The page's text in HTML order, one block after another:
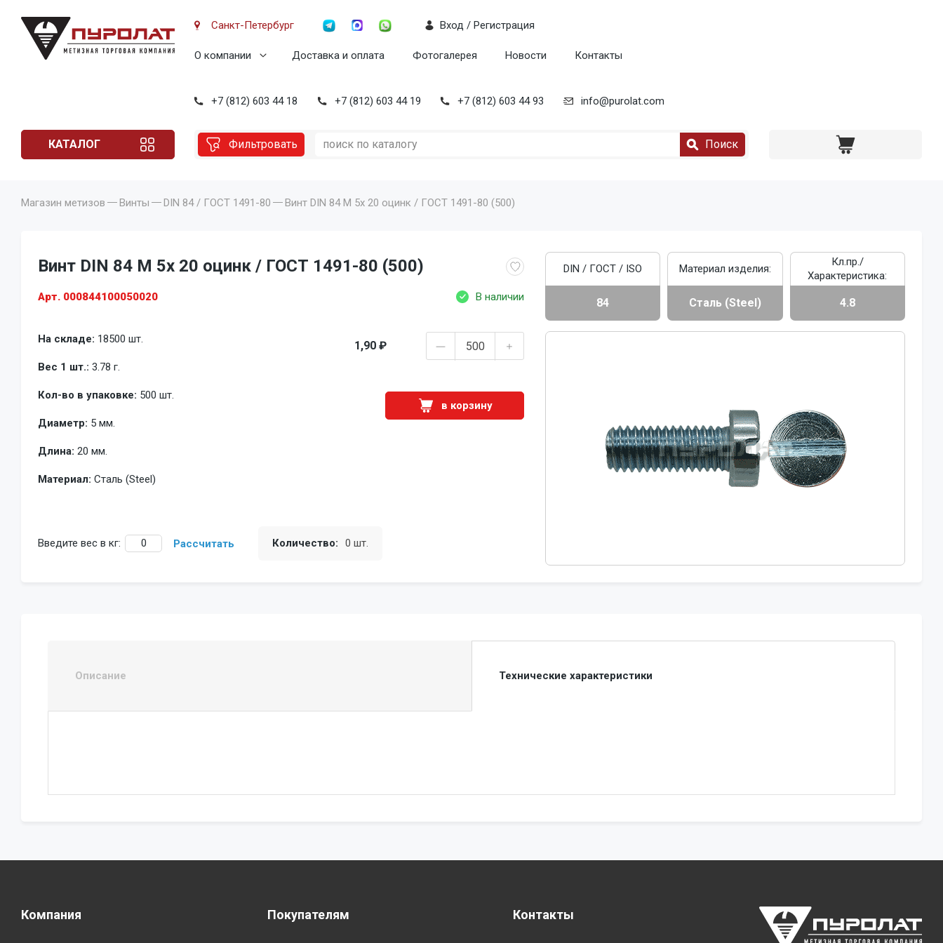
Санкт-Петербург
О компании Доставка и оплата Фотогалерея Новости Контакты
Вход / Регистрация
+7 (812) 603 44 18 +7 (812) 603 44 19 +7 (812) 603 44 93 info@purolat.com
КАТАЛОГ Фильтровать Поиск
Магазин метизов Винты DIN 84 / ГОСТ 1491-80 Винт DIN 84 M 5x 20 оцинк / ГОСТ 1491-80 (500)
Винт DIN 84 M 5x 20 оцинк / ГОСТ 1491-80 (500)
Арт. 000844100050020 В наличии
На складе: 18500 шт.
Вес 1 шт.: 3.78 г.
Кол-во в упаковке: 500 шт.
Диаметр: 5 мм.
Длина: 20 мм.
Материал: Сталь (Steel)
1,90 ₽
в корзину
Введите вес в кг: Рассчитать Количество: 0 шт.
DIN / ГОСТ / ISO
84
Материал изделия:
Сталь (Steel)
Кл.пр./
Характеристика:
4.8
Описание Технические характеристики
Компания Покупателям Контакты